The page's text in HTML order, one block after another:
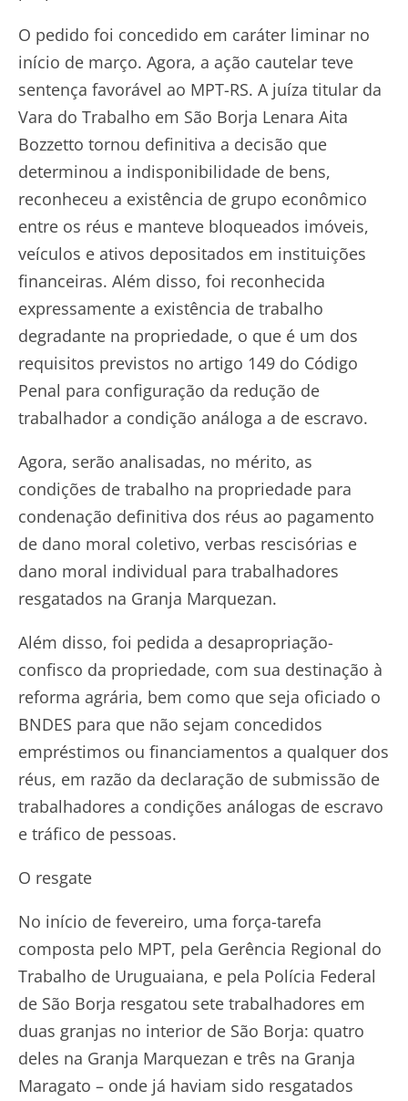
O pedido foi concedido em caráter liminar no
início de março. Agora, a ação cautelar teve
sentença favorável ao MPT-RS. A juíza titular da
Vara do Trabalho em São Borja Lenara Aita
Bozzetto tornou definitiva a decisão que
determinou a indisponibilidade de bens,
reconheceu a existência de grupo econômico
entre os réus e manteve bloqueados imóveis,
veículos e ativos depositados em instituições
financeiras. Além disso, foi reconhecida
expressamente a existência de trabalho
degradante na propriedade, o que é um dos
requisitos previstos no artigo 149 do Código
Penal para configuração da redução de
trabalhador a condição análoga a de escravo.
Agora, serão analisadas, no mérito, as
condições de trabalho na propriedade para
condenação definitiva dos réus ao pagamento
de dano moral coletivo, verbas rescisórias e
dano moral individual para trabalhadores
resgatados na Granja Marquezan.
Além disso, foi pedida a desapropriação-
confisco da propriedade, com sua destinação à
reforma agrária, bem como que seja oficiado o
BNDES para que não sejam concedidos
empréstimos ou financiamentos a qualquer dos
réus, em razão da declaração de submissão de
trabalhadores a condições análogas de escravo
e tráfico de pessoas.
O resgate
No início de fevereiro, uma força-tarefa
composta pelo MPT, pela Gerência Regional do
Trabalho de Uruguaiana, e pela Polícia Federal
de São Borja resgatou sete trabalhadores em
duas granjas no interior de São Borja: quatro
deles na Granja Marquezan e três na Granja
Maragato – onde já haviam sido resgatados